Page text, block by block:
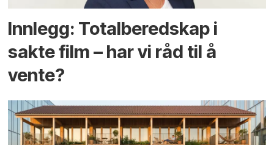
Innlegg: Totalberedskap i
sakte film – har vi råd til å
vente?